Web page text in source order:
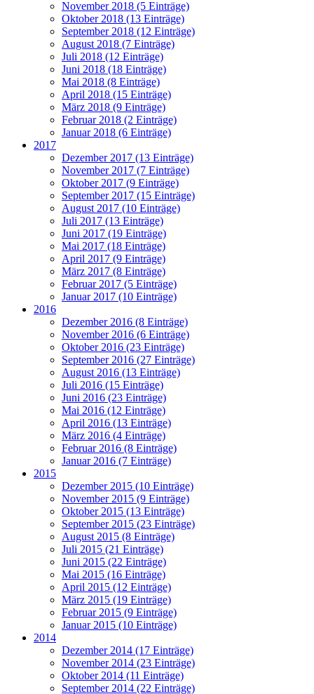
November 2018 (5 Einträge)
Oktober 2018 (13 Einträge)
September 2018 (12 Einträge)
August 2018 (7 Einträge)
Juli 2018 (12 Einträge)
Juni 2018 (18 Einträge)
Mai 2018 (8 Einträge)
April 2018 (15 Einträge)
März 2018 (9 Einträge)
Februar 2018 (2 Einträge)
Januar 2018 (6 Einträge)
2017
Dezember 2017 (13 Einträge)
November 2017 (7 Einträge)
Oktober 2017 (9 Einträge)
September 2017 (15 Einträge)
August 2017 (10 Einträge)
Juli 2017 (13 Einträge)
Juni 2017 (19 Einträge)
Mai 2017 (18 Einträge)
April 2017 (9 Einträge)
März 2017 (8 Einträge)
Februar 2017 (5 Einträge)
Januar 2017 (10 Einträge)
2016
Dezember 2016 (8 Einträge)
November 2016 (6 Einträge)
Oktober 2016 (23 Einträge)
September 2016 (27 Einträge)
August 2016 (13 Einträge)
Juli 2016 (15 Einträge)
Juni 2016 (23 Einträge)
Mai 2016 (12 Einträge)
April 2016 (13 Einträge)
März 2016 (4 Einträge)
Februar 2016 (8 Einträge)
Januar 2016 (7 Einträge)
2015
Dezember 2015 (10 Einträge)
November 2015 (9 Einträge)
Oktober 2015 (13 Einträge)
September 2015 (23 Einträge)
August 2015 (8 Einträge)
Juli 2015 (21 Einträge)
Juni 2015 (22 Einträge)
Mai 2015 (16 Einträge)
April 2015 (12 Einträge)
März 2015 (19 Einträge)
Februar 2015 (9 Einträge)
Januar 2015 (10 Einträge)
2014
Dezember 2014 (17 Einträge)
November 2014 (23 Einträge)
Oktober 2014 (11 Einträge)
September 2014 (22 Einträge)